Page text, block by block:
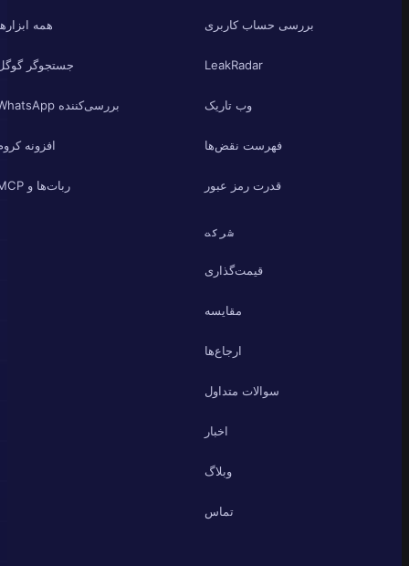
بررسی حساب کاربری
LeakRadar
وب تاریک
فهرست نقض‌ها
قدرت رمز عبور
همه ابزارها
جستجوگر گوگل
بررسی‌کننده WhatsApp
افزونه کروم
ربات‌ها و MCP
شرکت
قیمت‌گذاری
مقایسه
ارجاع‌ها
سوالات متداول
اخبار
وبلاگ
تماس